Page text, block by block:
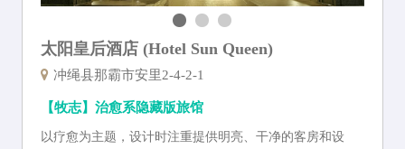
太阳皇后酒店 (Hotel Sun Queen)
冲绳县那霸市安里2-4-2-1
【牧志】治愈系隐藏版旅馆
以疗愈为主题，设计时注重提供明亮、干净的客房和设